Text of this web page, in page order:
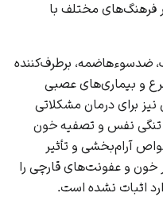
فرهنگ‌های مختلف با
ضدسوءهاضمه، برطرف‌کننده
و بیماری‌های عصبی
نیز برای درمان مشکلاتی
تنگی نفس و تصفیه خون
آرام‌بخشی و تأثیر
خون و عفونت‌های قارچی را
اثبات نشده است.